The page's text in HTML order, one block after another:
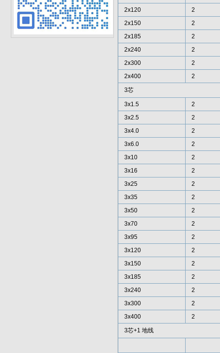
2x120
2
2x150
2
2x185
2
2x240
2
2x300
2
2x400
2
3芯
3x1.5
2
3x2.5
2
3x4.0
2
3x6.0
2
3x10
2
3x16
2
3x25
2
3x35
2
3x50
2
3x70
2
3x95
2
3x120
2
3x150
2
3x185
2
3x240
2
3x300
2
3x400
2
3芯+1 地线